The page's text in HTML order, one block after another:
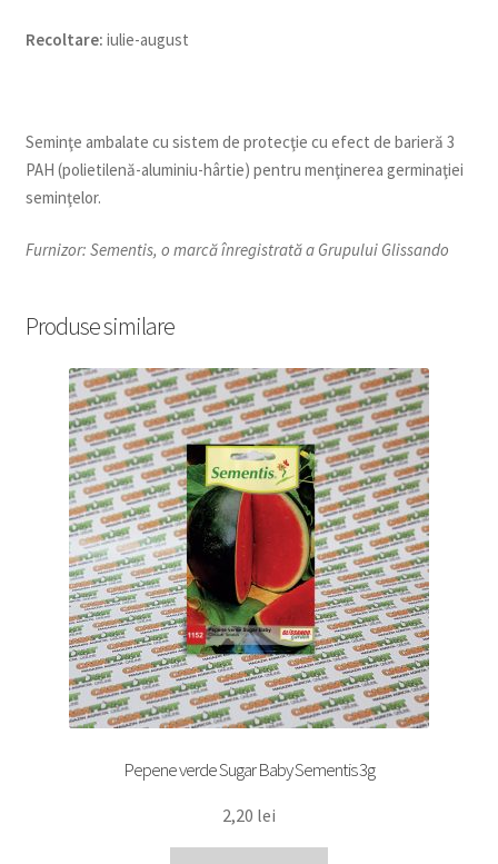
Recoltare: iulie-august
Seminţe ambalate cu sistem de protecţie cu efect de barieră 3
PAH (polietilenă-aluminiu-hârtie) pentru menţinerea germinaţiei
seminţelor.
Furnizor: Sementis, o marcă înregistrată a Grupului Glissando
Produse similare
Pepene verde Sugar Baby Sementis 3g
2,20 lei